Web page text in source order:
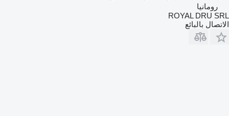
رومانيا
ROYAL DRU SRL
الاتصال بالبائع